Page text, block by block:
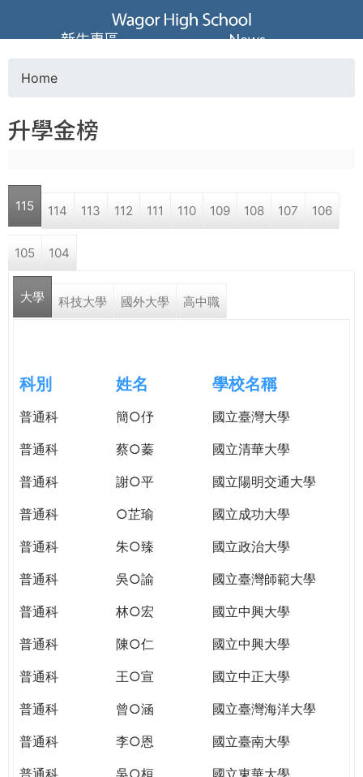
Jump to navigation
葳
格
高
中
學
格。
民。
TODAY
WORLD
TOMORROW
o
u
a
r
e
e
r
e
Home
升學金榜
115 114 113 112 111 110 109 108 107 106
105 104
大學 科技大學 國外大學 高中職
科別 姓名 學校名稱
普通科 簡○伃
國立臺灣大學
普通科
蔡○蓁
國立清華大學
普通科
謝○平
國立陽明交通大學
普通科
○芷瑜
國立成功大學
普通科
朱○臻
國立政治大學
普通科
吳○諭
國立臺灣師範大學
普通科
林○宏
國立中興大學
普通科
陳○仁
國立中興大學
普通科
王○宣
國立中正大學
普通科
曾○涵
國立臺灣海洋大學
普通科
李○恩
國立臺南大學
普通科
吳○桓
國立東華大學
新生專區 News